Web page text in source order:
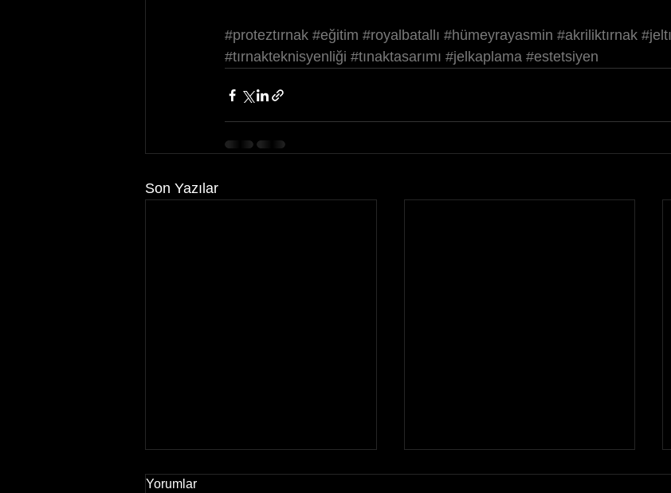
#proteztırnak #eğitim #royalbatallı #hümeyrayasmin #akriliktırnak
#tırnakteknisyenliği #tınaktasarımı #jelkaplama #estetsiyen
Son Yazılar
Yorumlar